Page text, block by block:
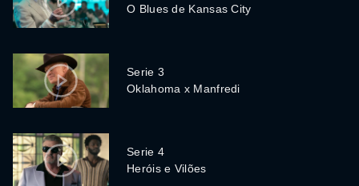
O Blues de Kansas City
Serie 3
Oklahoma x Manfredi
Serie 4
Heróis e Vilões